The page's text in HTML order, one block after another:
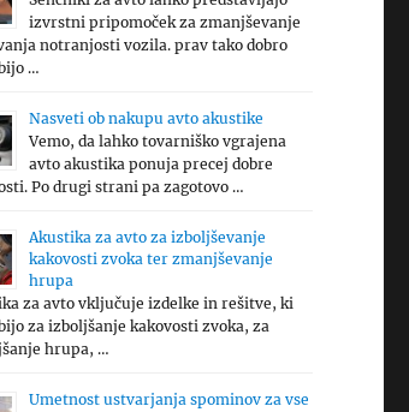
izvrstni pripomoček za zmanjševanje
notranjosti vozila. prav tako dobro
…
Nasveti ob nakupu avto akustike
Vemo, da lahko tovarniško vgrajena
avto akustika ponuja precej dobre
Po drugi strani pa zagotovo …
Akustika za avto za izboljševanje
kakovosti zvoka ter zmanjševanje
hrupa
za avto vključuje izdelke in rešitve, ki
za izboljšanje kakovosti zvoka, za
hrupa, …
Umetnost ustvarjanja spominov za vse